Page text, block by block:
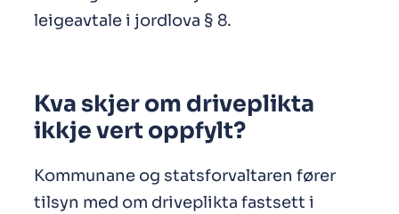
leigeavtale i jordlova § 8.
Kva skjer om driveplikta
ikkje vert oppfylt?
Kommunane og statsforvaltaren fører
tilsyn med om driveplikta fastsett i